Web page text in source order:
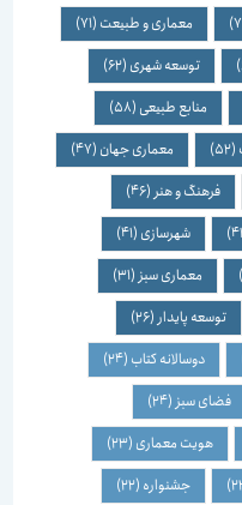
معماری و طبیعت(71)
توسعه شهری(62)
منابع طبیعی(58)
معماری جهان(47)
فرهنگ و هنر(46)
شهرسازی(41)
معماری سبز(31)
توسعه پایدار(26)
دوسالانه کتاب(24)
فضای سبز(24)
هویت معماری(23)
جشنواره(22)